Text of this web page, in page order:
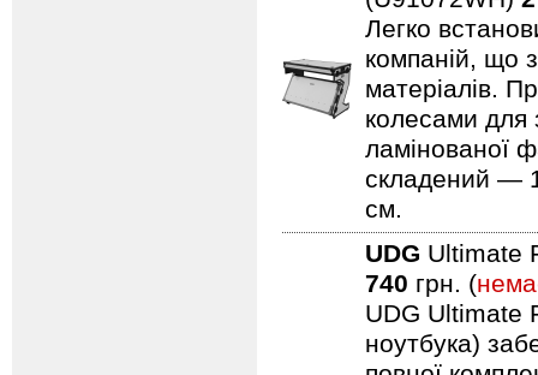
Легко
компаній, що
матеріалів.
колесами для
ламінованої
складений —
см.
UDG Ultimate
740 грн. (
UDG Ultimate
ноутбука)